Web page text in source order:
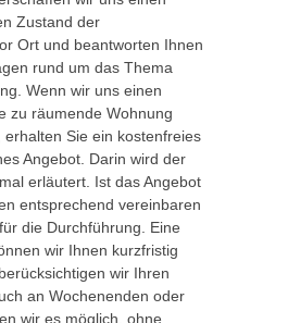
Zustand der
Ort und beantworten Ihnen
rund um das Thema
Wenn wir uns einen
zu räumende Wohnung
Sie ein kostenfreies
Angebot. Darin wird der
erläutert. Ist das Angebot
entsprechend vereinbaren
die Durchführung. Eine
wir Ihnen kurzfristig
wir Ihren
an Wochenenden oder
wir es möglich, ohne